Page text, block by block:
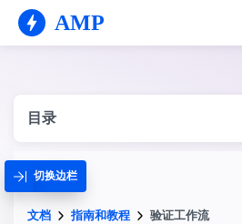
AMP
目录
切换边栏
文档 指南和教程 验证工作流